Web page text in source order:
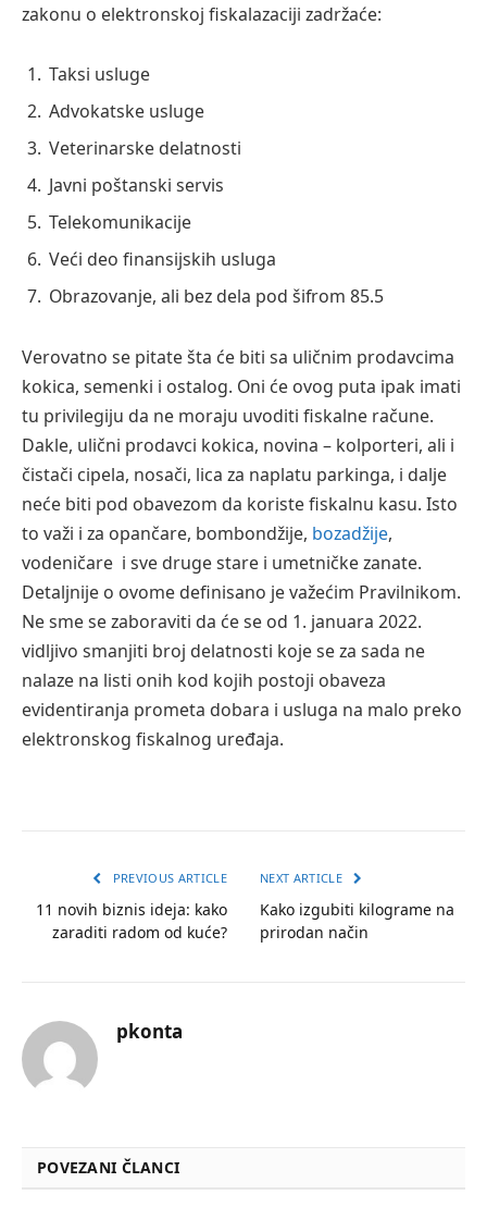
zakonu o elektronskoj fiskalazaciji zadržaće:
Taksi usluge
Advokatske usluge
Veterinarske delatnosti
Javni poštanski servis
Telekomunikacije
Veći deo finansijskih usluga
Obrazovanje, ali bez dela pod šifrom 85.5
Verovatno se pitate šta će biti sa uličnim prodavcima
kokica, semenki i ostalog. Oni će ovog puta ipak imati
tu privilegiju da ne moraju uvoditi fiskalne račune.
Dakle, ulični prodavci kokica, novina – kolporteri, ali i
čistači cipela, nosači, lica za naplatu parkinga, i dalje
neće biti pod obavezom da koriste fiskalnu kasu. Isto
to važi i za opančare, bombondžije, bozadžije,
vodeničare i sve druge stare i umetničke zanate.
Detaljnije o ovome definisano je važećim Pravilnikom.
Ne sme se zaboraviti da će se od 1. januara 2022.
vidljivo smanjiti broj delatnosti koje se za sada ne
nalaze na listi onih kod kojih postoji obaveza
evidentiranja prometa dobara i usluga na malo preko
elektronskog fiskalnog uređaja.
PREVIOUS ARTICLE
11 novih biznis ideja: kako
zaraditi radom od kuće?
NEXT ARTICLE
Kako izgubiti kilograme na
prirodan način
pkonta
POVEZANI ČLANCI